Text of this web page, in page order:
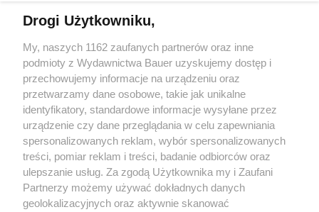
Kontrolujący partner zakłada maskę opiekuna: "Troszczę
się o ciebie. Wolisz być ignorowana!?"
MAŁGORZATA MALINOWSKA
RELACJE
Drogi Użytkowniku,
My, naszych 1162 zaufanych partnerów oraz inne
podmioty z Wydawnictwa Bauer uzyskujemy dostęp i
przechowujemy informacje na urządzeniu oraz
przetwarzamy dane osobowe, takie jak unikalne
identyfikatory, standardowe informacje wysyłane przez
urządzenie czy dane przeglądania w celu zapewniania
spersonalizowanych reklam, wybór spersonalizowanych
treści, pomiar reklam i treści, badanie odbiorców oraz
ulepszanie usług. Za zgodą Użytkownika my i Zaufani
Partnerzy możemy używać dokładnych danych
geolokalizacyjnych oraz aktywnie skanować